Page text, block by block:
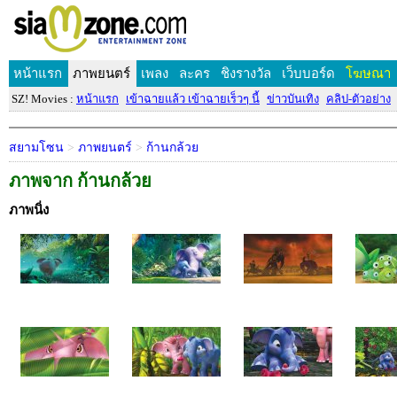
หน้าแรก ภาพยนตร์ เพลง ละคร ชิงรางวัล เว็บบอร์ด โฆษณา
SZ! Movies : หน้าแรก เข้าฉายแล้ว เข้าฉายเร็วๆ นี้ ข่าวบันเทิง คลิป-ตัวอย่าง
สยามโซน > ภาพยนตร์ > ก้านกล้วย
ภาพจาก ก้านกล้วย
ภาพนิ่ง